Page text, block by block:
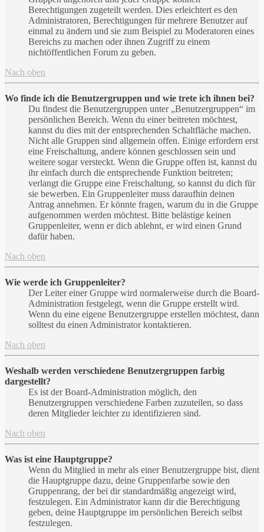
Berechtigungen zugeteilt werden. Dies erleichtert es den
Administratoren, Berechtigungen für mehrere Benutzer auf
einmal zu ändern und sie zum Beispiel zu Moderatoren eines
Bereichs zu machen oder ihnen Zugriff zu einem
nichtöffentlichen Forum zu geben.
Nach oben
Wo finde ich die Benutzergruppen und wie trete ich ihnen bei?
Du findest die Benutzergruppen unter „Benutzergruppen“ im
persönlichen Bereich. Wenn du einer beitreten möchtest,
kannst du dies mit der entsprechenden Schaltfläche machen.
Nicht alle Gruppen sind allgemein offen. Einige erfordern erst
eine Freischaltung, andere können geschlossen sein und
weitere sogar versteckt. Wenn die Gruppe offen ist, kannst du
ihr einfach durch die entsprechende Funktion beitreten;
verlangt die Gruppe eine Freischaltung, so kannst du dich für
sie bewerben. Ein Gruppenleiter muss daraufhin deinen
Antrag annehmen. Er könnte fragen, warum du in die Gruppe
aufgenommen werden möchtest. Bitte belästige keinen
Gruppenleiter, wenn er dich ablehnt, er wird einen Grund
dafür haben.
Nach oben
Wie werde ich Gruppenleiter?
Der Leiter einer Gruppe wird normalerweise durch die Board-
Administration festgelegt, wenn die Gruppe erstellt wird.
Wenn du eine eigene Benutzergruppe erstellen möchtest, dann
solltest du einen Administrator kontaktieren.
Nach oben
Weshalb werden verschiedene Benutzergruppen farbig
dargestellt?
Es ist der Board-Administration möglich, den
Benutzergruppen verschiedene Farben zuzuteilen, so dass
deren Mitglieder leichter zu identifizieren sind.
Nach oben
Was ist eine Hauptgruppe?
Wenn du Mitglied in mehr als einer Benutzergruppe bist, dient
die Hauptgruppe dazu, deine Gruppenfarbe sowie den
Gruppenrang, der bei dir standardmäßig angezeigt wird,
festzulegen. Ein Administrator kann dir die Berechtigung
geben, deine Hauptgruppe im persönlichen Bereich selbst
festzulegen.